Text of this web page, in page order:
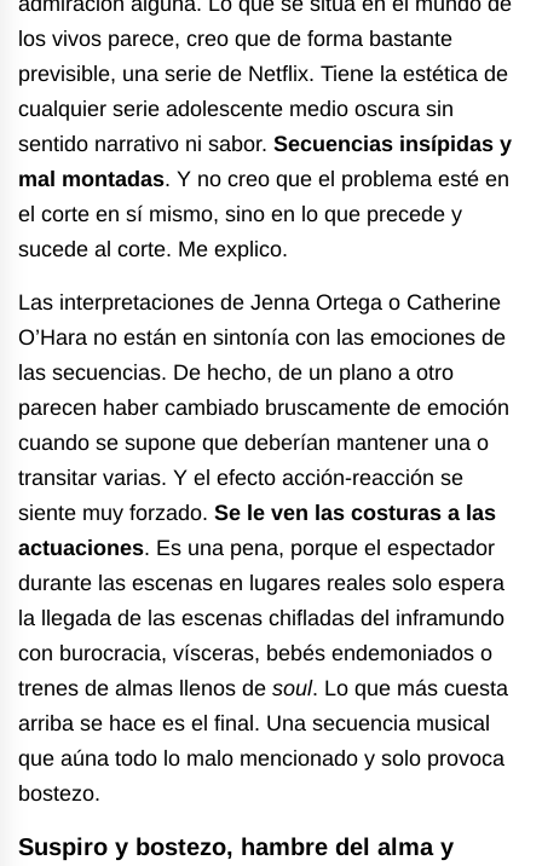
los vivos parece, creo que de forma bastante
previsible, una serie de Netflix. Tiene la estética de
cualquier serie adolescente medio oscura sin
sentido narrativo ni sabor. Secuencias insípidas y
mal montadas. Y no creo que el problema esté en
el corte en sí mismo, sino en lo que precede y
sucede al corte. Me explico.
Las interpretaciones de Jenna Ortega o Catherine
O’Hara no están en sintonía con las emociones de
las secuencias. De hecho, de un plano a otro
parecen haber cambiado bruscamente de emoción
cuando se supone que deberían mantener una o
transitar varias. Y el efecto acción-reacción se
siente muy forzado. Se le ven las costuras a las
actuaciones. Es una pena, porque el espectador
durante las escenas en lugares reales solo espera
la llegada de las escenas chifladas del inframundo
con burocracia, vísceras, bebés endemoniados o
trenes de almas llenos de soul. Lo que más cuesta
arriba se hace es el final. Una secuencia musical
que aúna todo lo malo mencionado y solo provoca
bostezo.
Suspiro y bostezo, hambre del alma y